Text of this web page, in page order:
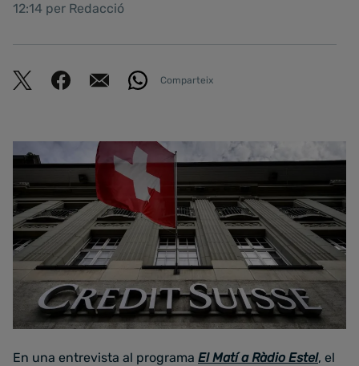
12:14 per Redacció
Comparteix
En una entrevista al programa El Matí a Ràdio Estel, el